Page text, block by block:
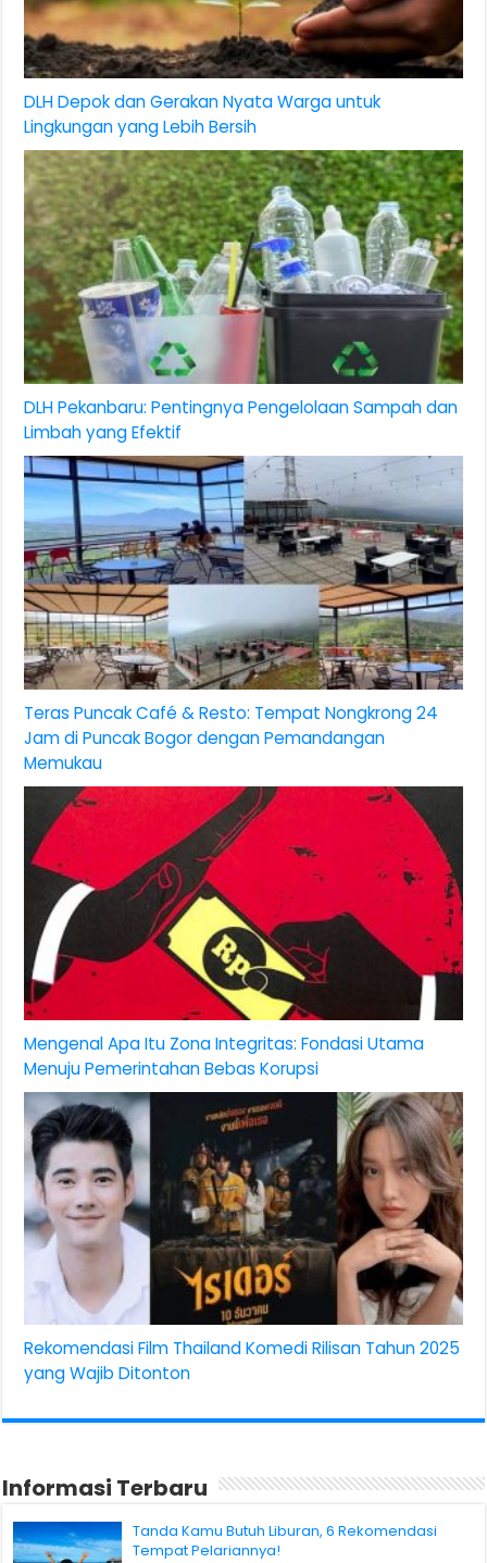
DLH Depok dan Gerakan Nyata Warga untuk
Lingkungan yang Lebih Bersih
DLH Pekanbaru: Pentingnya Pengelolaan Sampah dan
Limbah yang Efektif
Teras Puncak Café & Resto: Tempat Nongkrong 24
Jam di Puncak Bogor dengan Pemandangan
Memukau
Mengenal Apa Itu Zona Integritas: Fondasi Utama
Menuju Pemerintahan Bebas Korupsi
Rekomendasi Film Thailand Komedi Rilisan Tahun 2025
yang Wajib Ditonton
Informasi Terbaru
Tanda Kamu Butuh Liburan, 6 Rekomendasi
Tempat Pelariannya!